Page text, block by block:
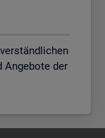
Angebote der